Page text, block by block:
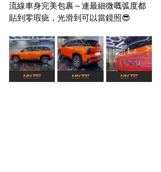
流線車身完美包裹～連最細微嘅弧度都
貼到零瑕疵，光滑到可以當鏡照😎